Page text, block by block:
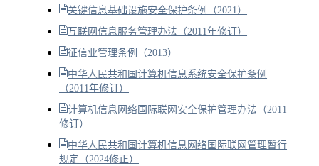
关键信息基础设施安全保护条例（2021）
互联网信息服务管理办法（2011年修订）
征信业管理条例（2013）
中华人民共和国计算机信息系统安全保护条例
（2011年修订）
计算机信息网络国际联网安全保护管理办法（2011
修订）
中华人民共和国计算机信息网络国际联网管理暂行
规定（2024修正）